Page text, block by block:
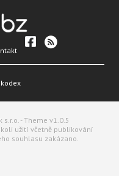
- Theme v1.0.5
užití včetně publikování
souhlasu zakázano.